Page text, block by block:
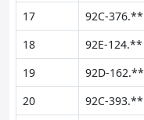
17
92C-376.**
18
92E-124.**
19
92D-162.**
20
92C-393.**